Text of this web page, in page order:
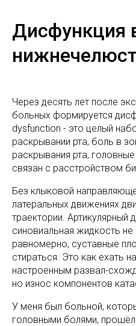
Дисфункция
Через десять лет после
больных формируется
dysfunction - это целый
раскрывании рта, боль в
раскрывания рта,
связан с расстройством
Без клыковой
латеральных движениях
траектории. Артикулярный
синовиальная жидкость не
равномерно, суставные
стираться. Это как ехать
настроенным развал-
но износ компонентов
У меня был больной,
головными болями,